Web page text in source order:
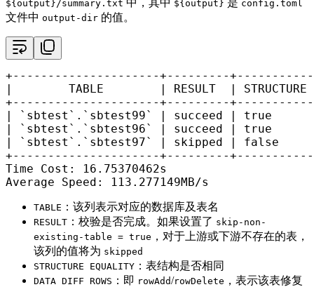
${output}/summary.txt ${output} config.toml
文件中 output-dir 的值。
+---------------------+---------
|        TABLE        | RESULT  | STRUCTURE
+---------------------+---------
| `sbtest`.`sbtest99` | succeed | true
| `sbtest`.`sbtest96` | succeed | true
| `sbtest`.`sbtest97` | skipped | false
+---------------------+---------
Time Cost: 16.75370462s
Average Speed: 113.277149MB/s
TABLE ：该列表示对应的数据库及表名
RESULT ：校验是否完成。如果设置了 skip-non-
existing-table = true ，对于上游或下游不存在的表，
该列的值将为 skipped
STRUCTURE EQUALITY ：表结构是否相同
DATA DIFF ROWS ：即 rowAdd/rowDelete ，表示该表修复